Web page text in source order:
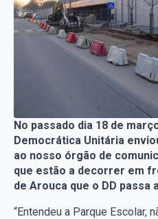
No passado dia 18 de
Democrática Unitária
ao nosso órgão de
que estão a decorrer em
de Arouca que o DD
“Entendeu a Parque Escolar,